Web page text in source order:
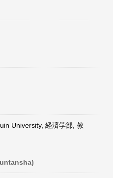
University, 経済学部, 教